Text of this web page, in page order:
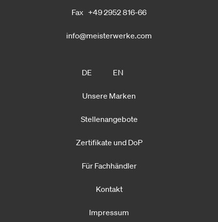
Fax +49 2952 816-66
info@meisterwerke.com
DE EN
Unsere Marken
Stellenangebote
Zertifikate und DoP
Für Fachhändler
Kontakt
Impressum